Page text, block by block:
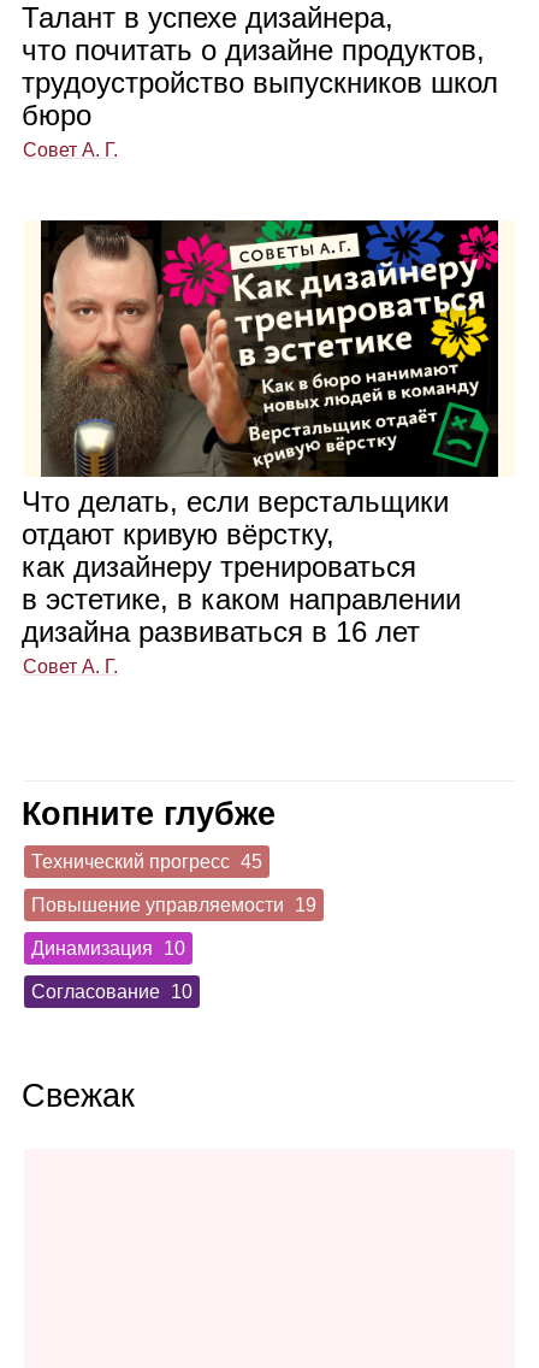
Талант в успехе дизай­нера,
что почи­тать о дизайне про­дук­тов,
тру­до­устрой­ство выпуск­ни­ков школ
бюро
Совет А. Г.
Что делать, если вер­сталь­щики
отдают кри­вую вёрстку,
как дизай­неру тре­ни­ро­ваться
в эсте­тике, в каком направ­ле­нии
дизайна раз­ви­ваться в 16 лет
Совет А. Г.
Копните глубже
Технический прогресс 45
Повышение управляемости 19
Динамизация 10
Согласование 10
Свежак